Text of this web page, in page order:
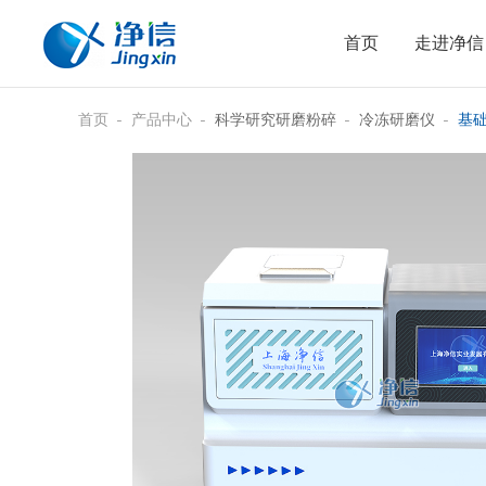
首页 走进净信
首页 产品中心 科学研究研磨粉碎 冷冻研磨仪 基